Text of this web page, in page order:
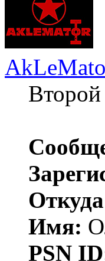
Имя:
PSN